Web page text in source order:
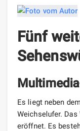
Fünf
Es liegt neben
Weichselufer. Das
eröffnet. Es